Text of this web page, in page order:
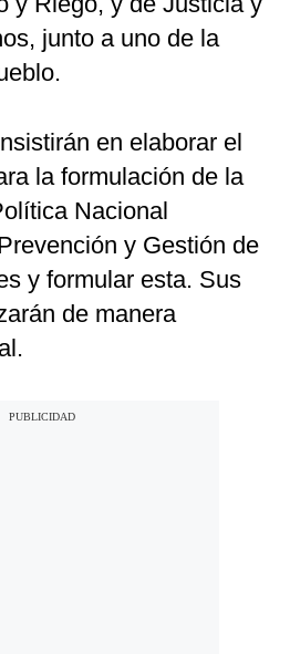
junto a uno de la
en elaborar el
la formulación de la
Nacional
y Gestión de
y formular esta. Sus
de manera